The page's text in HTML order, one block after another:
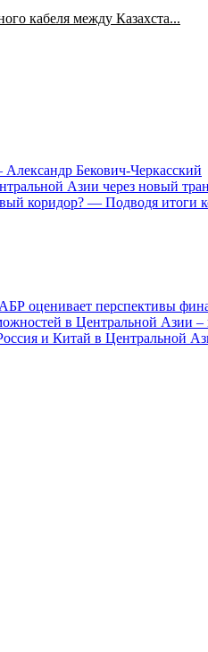
кабеля между Казахста...
Бекович-Черкасский
Азии через новый
коридор? — Подводя итоги
оценивает перспективы
в Центральной Азии –
и Китай в Центральной